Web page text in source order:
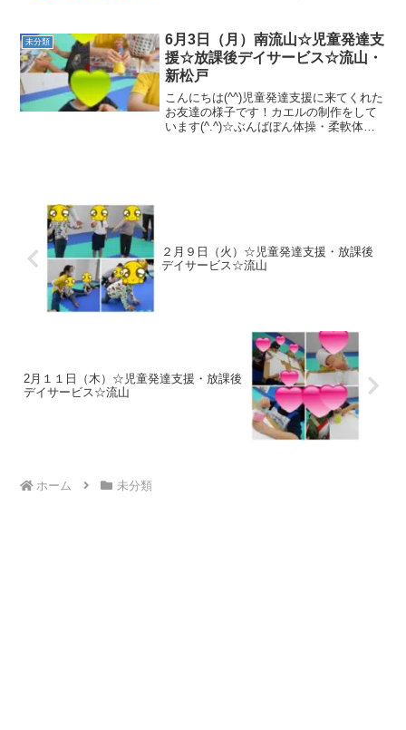
色別カード入れを行いました！最後にお
名前カードのおつ...
未分類
6月3日（月）南流山☆児童発達支
援☆放課後デイサービス☆流山・
新松戸
こんにちは(^^)児童発達支援に来てくれた
お友達の様子です！カエルの制作をして
います(^.^)☆ぶんばぼん体操・柔軟体
２月９日（火）☆児童発達支援・放課後
デイサービス☆流山
2月１１日（木）☆児童発達支援・放課後
デイサービス☆流山
ホーム 未分類